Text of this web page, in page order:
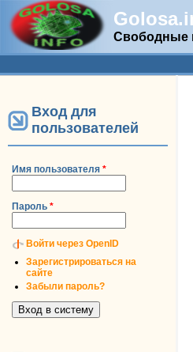
Свободные
Дополнительное
Вход для
пользователей
Имя пользователя *
Пароль *
Войти через OpenID
Зарегистрироваться на
сайте
Забыли пароль?